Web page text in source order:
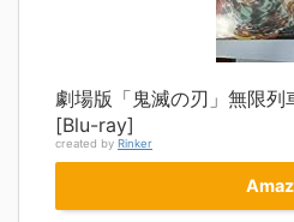
劇場版「鬼滅の刃」無限列
[Blu-ray]
created by Rinker